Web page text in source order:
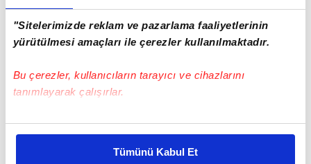
"Sitelerimizde reklam ve pazarlama faaliyetlerinin
yürütülmesi amaçları ile çerezler kullanılmaktadır.
Bu çerezler, kullanıcıların tarayıcı ve cihazlarını
tanımlayarak çalışırlar.
Bu çerezlere izin vermeniz halinde sizlere özel
daha iyi reklam deneyimi yaşatabiliriz. Bunu yaparken
Tümünü Kabul Et
130 BİN ARAMA KAYDEDİLDİ
Cambridge Sözlüğü Yayın Müdürü Wendalyn